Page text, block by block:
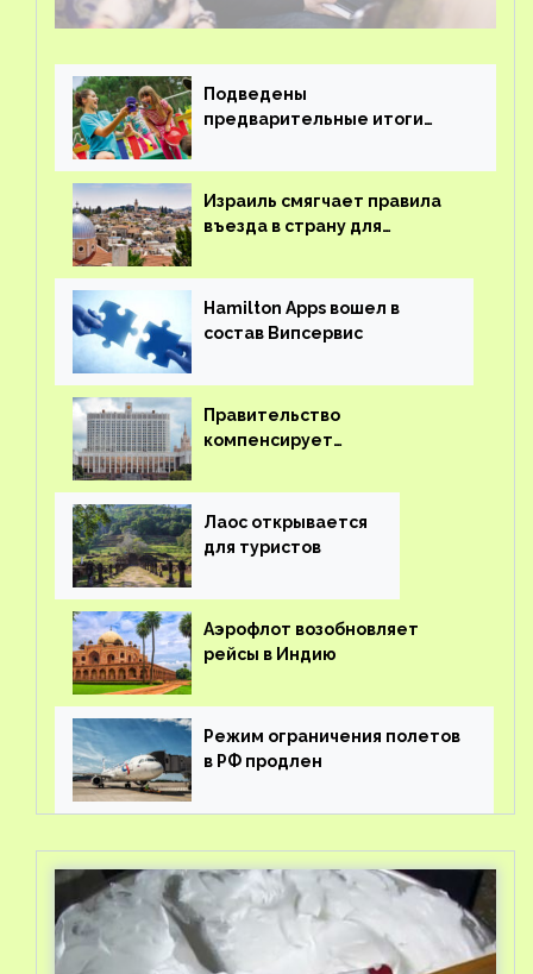
Подведены
предварительные итоги
Израиль смягчает правила
въезда в страну для
Hamilton Apps вошел в
состав Випсервис
Правительство
компенсирует
вывоз россиян из-за рубежа
Лаос открывается
для туристов
Аэрофлот возобновляет
рейсы в Индию
Режим ограничения полетов
в РФ продлен